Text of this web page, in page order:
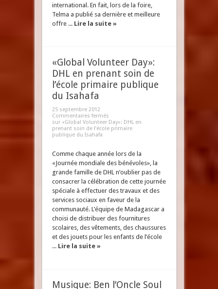
international. En fait, lors de la foire,
Telma a publié sa dernière et meilleure
offre ... Lire la suite »
«Global Volunteer Day»:
DHL en prenant soin de
l’école primaire publique
du Isahafa
25 septembre 2012
Commentaires fermés
sur «Global Volunteer Day»: DHL en
prenant soin de l’école primaire
publique du Isahafa
Comme chaque année lors de la
«Journée mondiale des bénévoles», la
grande famille de DHL n’oublier pas de
consacrer la célébration de cette journée
spéciale à effectuer des travaux et des
services sociaux en faveur de la
communauté. L’équipe de Madagascar a
choisi de distribuer des fournitures
scolaires, des vêtements, des chaussures
et des jouets pour les enfants de l’école
... Lire la suite »
Musique: Ben l’Oncle Soul